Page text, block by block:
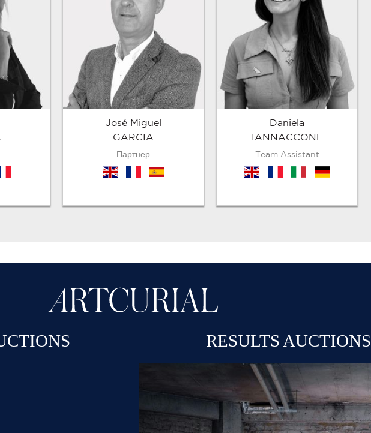
José Miguel
GARCIA
Партнер
en es
Daniela
IANNACCONE
Team Assistant
en de
RESULTS AUCTIONS